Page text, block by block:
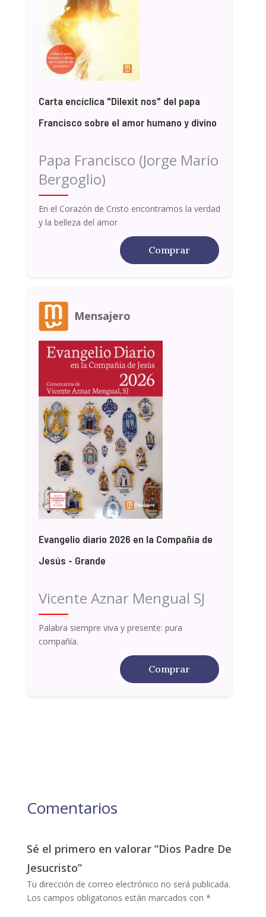
Carta encíclica "Dilexit nos" del papa
Francisco sobre el amor humano y divino
Papa Francisco (Jorge Mario
Bergoglio)
En el Corazón de Cristo encontramos la verdad
y la belleza del amor
Comprar
Mensajero
Evangelio diario 2026 en la Compañía de
Jesús - Grande
Vicente Aznar Mengual SJ
Palabra siempre viva y presente: pura
compañía.
Comprar
Comentarios
Sé el primero en valorar “Dios Padre De
Jesucristo”
Tu dirección de correo electrónico no será publicada.
Los campos obligatorios están marcados con *